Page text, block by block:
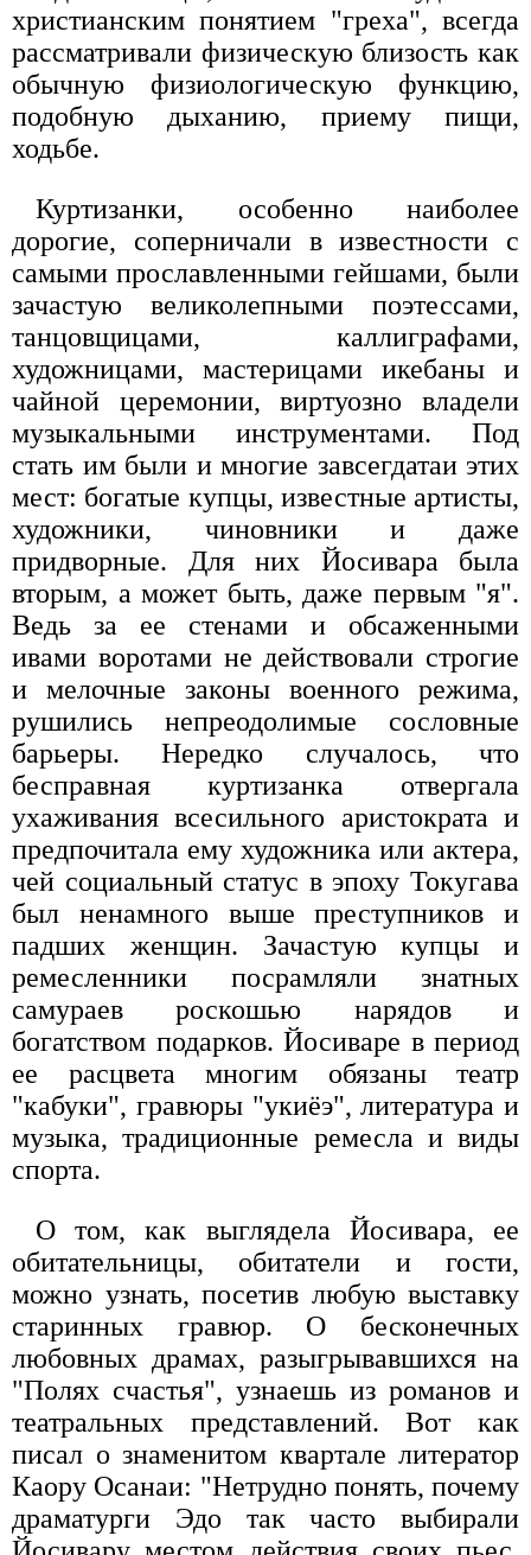
христианским понятием "греха", всегда
рассматривали физическую близость как
обычную физиологическую функцию,
подобную дыханию, приему пищи,
ходьбе.
Куртизанки, особенно наиболее
дорогие, соперничали в известности с
самыми прославленными гейшами, были
зачастую великолепными поэтессами,
танцовщицами, каллиграфами,
художницами, мастерицами икебаны и
чайной церемонии, виртуозно владели
музыкальными инструментами. Под
стать им были и многие завсегдатаи этих
мест: богатые купцы, известные артисты,
художники, чиновники и даже
придворные. Для них Йосивара была
вторым, а может быть, даже первым "я".
Ведь за ее стенами и обсаженными
ивами воротами не действовали строгие
и мелочные законы военного режима,
рушились непреодолимые сословные
барьеры. Нередко случалось, что
бесправная куртизанка отвергала
ухаживания всесильного аристократа и
предпочитала ему художника или актера,
чей социальный статус в эпоху Токугава
был ненамного выше преступников и
падших женщин. Зачастую купцы и
ремесленники посрамляли знатных
самураев роскошью нарядов и
богатством подарков. Йосиваре в период
ее расцвета многим обязаны театр
"кабуки", гравюры "укиёэ", литература и
музыка, традиционные ремесла и виды
спорта.
О том, как выглядела Йосивара, ее
обитательницы, обитатели и гости,
можно узнать, посетив любую выставку
старинных гравюр. О бесконечных
любовных драмах, разыгрывавшихся на
"Полях счастья", узнаешь из романов и
театральных представлений. Вот как
писал о знаменитом квартале литератор
Каору Осанаи: "Нетрудно понять, почему
драматурги Эдо так часто выбирали